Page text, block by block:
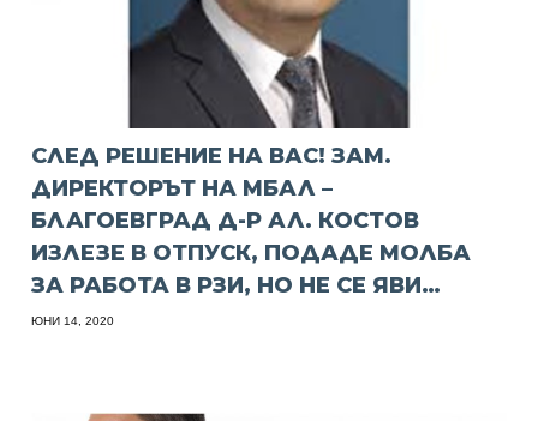
СЛЕД РЕШЕНИЕ НА ВАС! ЗАМ.
ДИРЕКТОРЪТ НА МБАЛ –
БЛАГОЕВГРАД Д-Р АЛ. КОСТОВ
ИЗЛЕЗЕ В ОТПУСК, ПОДАДЕ МОЛБА
ЗА РАБОТА В РЗИ, НО НЕ СЕ ЯВИ…
ЮНИ 14, 2020